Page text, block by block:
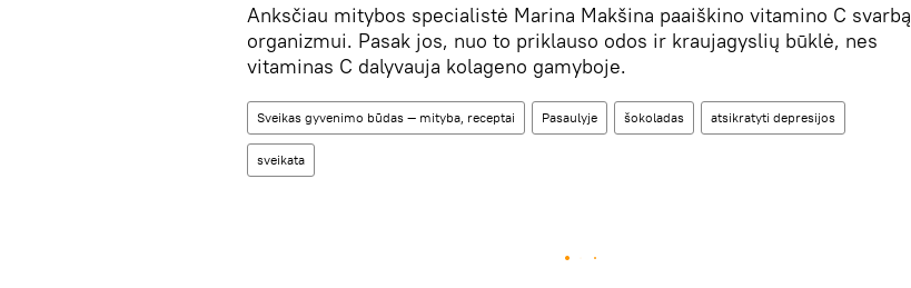
Anksčiau mitybos specialistė Marina Makšina paaiškino vitamino C svarbą
organizmui. Pasak jos, nuo to priklauso odos ir kraujagyslių būklė, nes
vitaminas C dalyvauja kolageno gamyboje.
Sveikas gyvenimo būdas — mityba, receptai Pasaulyje šokoladas atsikratyti depresijos
sveikata